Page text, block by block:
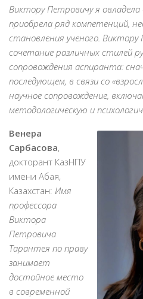
Виктору Петровичу я
приобрела ряд компетенций,
становления ученого.
сочетание различных стилей
сопровождения аспиранта:
последующем, в связи со
научное сопровождение,
методологическую и
Венера
Сарбасова,
докторант КазНПУ
имени Абая,
Казахстан: Имя
профессора
Виктора
Петровича
Тарантея по праву
занимает
достойное место
в современной